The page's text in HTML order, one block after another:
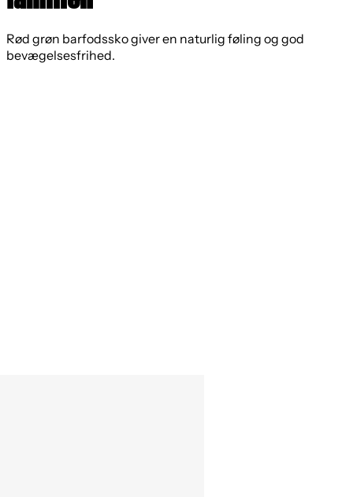
Rød grøn barfodssko giver en naturlig føling og god
bevægelsesfrihed.